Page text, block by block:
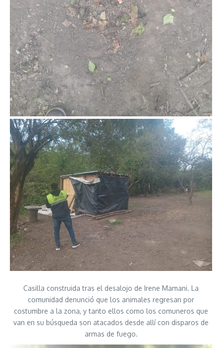
Casilla construida tras el desalojo de Irene Mamani. La
comunidad denunció que los animales regresan por
costumbre a la zona, y tanto ellos como los comuneros que
van en su búsqueda son atacados desde allí con disparos de
armas de fuego.